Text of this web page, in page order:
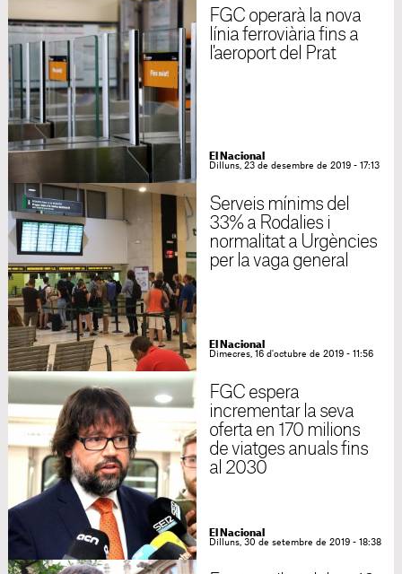
FGC operarà la nova
línia ferroviària fins a
l'aeroport del Prat
El Nacional
Dilluns, 23 de desembre de 2019 - 17:13
Serveis mínims del
33% a Rodalies i
normalitat a Urgències
per la vaga general
El Nacional
Dimecres, 16 d'octubre de 2019 - 11:56
FGC espera
incrementar la seva
oferta en 170 milions
de viatges anuals fins
al 2030
El Nacional
Dilluns, 30 de setembre de 2019 - 18:38